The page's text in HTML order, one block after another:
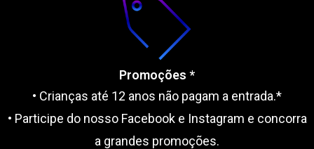
Promoções *
• Crianças até 12 anos não pagam a entrada.*
• Participe do nosso Facebook e Instagram e concorra
a grandes promoções.